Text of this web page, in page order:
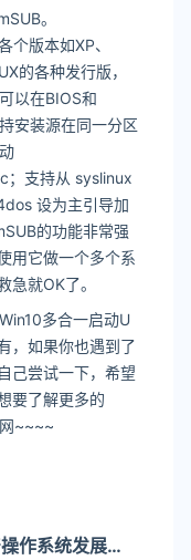
。
版本如XP、
的各种发行版，
以在BIOS和
安装源在同一分区
支持从 syslinux
设为主引导加
的功能非常强
用它做一个多个系
急就OK了。
多合一启动U
，如果你也遇到了
己尝试一下，希望
要了解更多的
~~~~
作系统发展成